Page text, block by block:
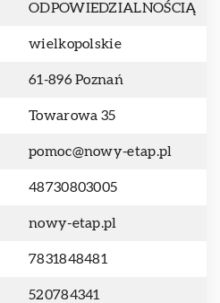
ODPOWIEDZIALNOŚCIĄ
wielkopolskie
61-896 Poznań
Towarowa 35
pomoc@nowy-etap.pl
48730803005
nowy-etap.pl
7831848481
520784341